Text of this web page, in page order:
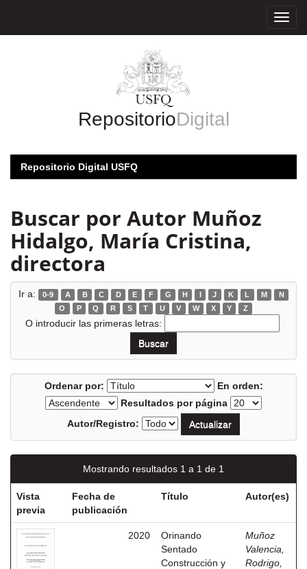
RepositorioDigital
Repositorio Digital USFQ
Buscar por Autor Muñoz
Hidalgo, María Cristina,
directora
Ir a: 0-9 A B C D E F G H I J K L M
N
O
P Q R S T U V W X Y Z
O introducir las primeras letras:
Ordenar por:
En orden:
Resultados por página
Autor/Registro:
Mostrando resultados 1 a 1 de 1
Vista
previa
Fecha de
publicación
Título Autor(es)
2020
Orinando
Sentado
Construcción y
Muñoz
Valencia,
Rodrigo,